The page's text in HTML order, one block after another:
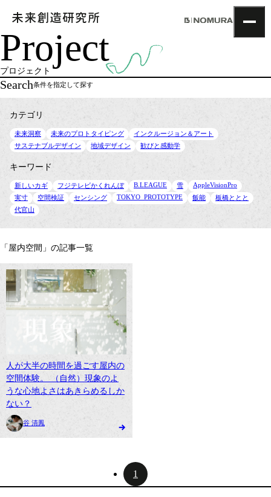
TOP
Topics
Project
Creative Lab.
Recruit
Contact
Project
プロジェクト
Search条件を指定して探す
カテゴリ
未来洞察 未来のプロトタイピング
インクルージョン＆アート
サステナブルデザイン
地域デザイン 歓びと感動学
キーワード
新しいカギ フジテレビかくれんぼ B.LEAGUE 雪
AppleVisionPro
実寸
空間検証 センシング TOKYO_PROTOTYPE 飯能
板橋ととと
代官山
「屋内空間」の記事一覧
人が大半の時間を過ごす屋内の
空間体験。 （自然）現象のよ
うな心地よさはあきらめるしか
ない？
谷 清鳳
1